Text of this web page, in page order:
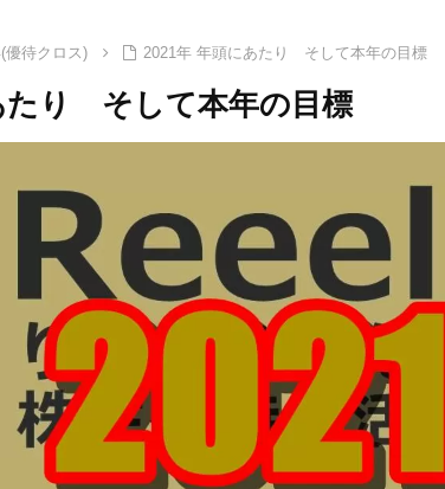
優待クロス) 2021年 年頭にあたり そして本年の目標
たり そして本年の目標